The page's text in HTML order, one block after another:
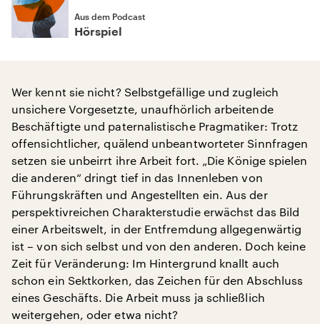
Aus dem Podcast
Hörspiel
Wer kennt sie nicht? Selbstgefällige und zugleich
unsichere Vorgesetzte, unaufhörlich arbeitende
Beschäftigte und paternalistische Pragmatiker: Trotz
offensichtlicher, quälend unbeantworteter Sinnfragen
setzen sie unbeirrt ihre Arbeit fort. „Die Könige spielen
die anderen“ dringt tief in das Innenleben von
Führungskräften und Angestellten ein. Aus der
perspektivreichen Charakterstudie erwächst das Bild
einer Arbeitswelt, in der Entfremdung allgegenwärtig
ist – von sich selbst und von den anderen. Doch keine
Zeit für Veränderung: Im Hintergrund knallt auch
schon ein Sektkorken, das Zeichen für den Abschluss
eines Geschäfts. Die Arbeit muss ja schließlich
weitergehen, oder etwa nicht?